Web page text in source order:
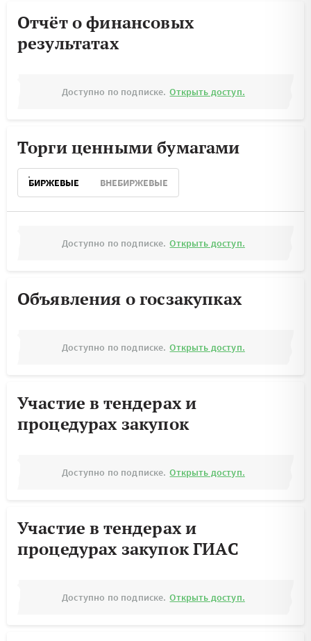
Отчёт о финансовых
результатах
Доступно по подписке. Открыть доступ.
Торги ценными бумагами
БИРЖЕВЫЕ ВНЕБИРЖЕВЫЕ
Доступно по подписке. Открыть доступ.
Объявления о госзакупках
Доступно по подписке. Открыть доступ.
Участие в тендерах и
процедурах закупок
Доступно по подписке. Открыть доступ.
Участие в тендерах и
процедурах закупок ГИАС
Доступно по подписке. Открыть доступ.